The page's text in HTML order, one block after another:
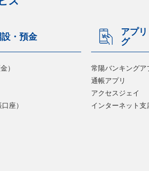
設・預金
）
座）
アプ
グ
常陽バンキングア
通帳アプリ
アクセスジェイ
インターネット支